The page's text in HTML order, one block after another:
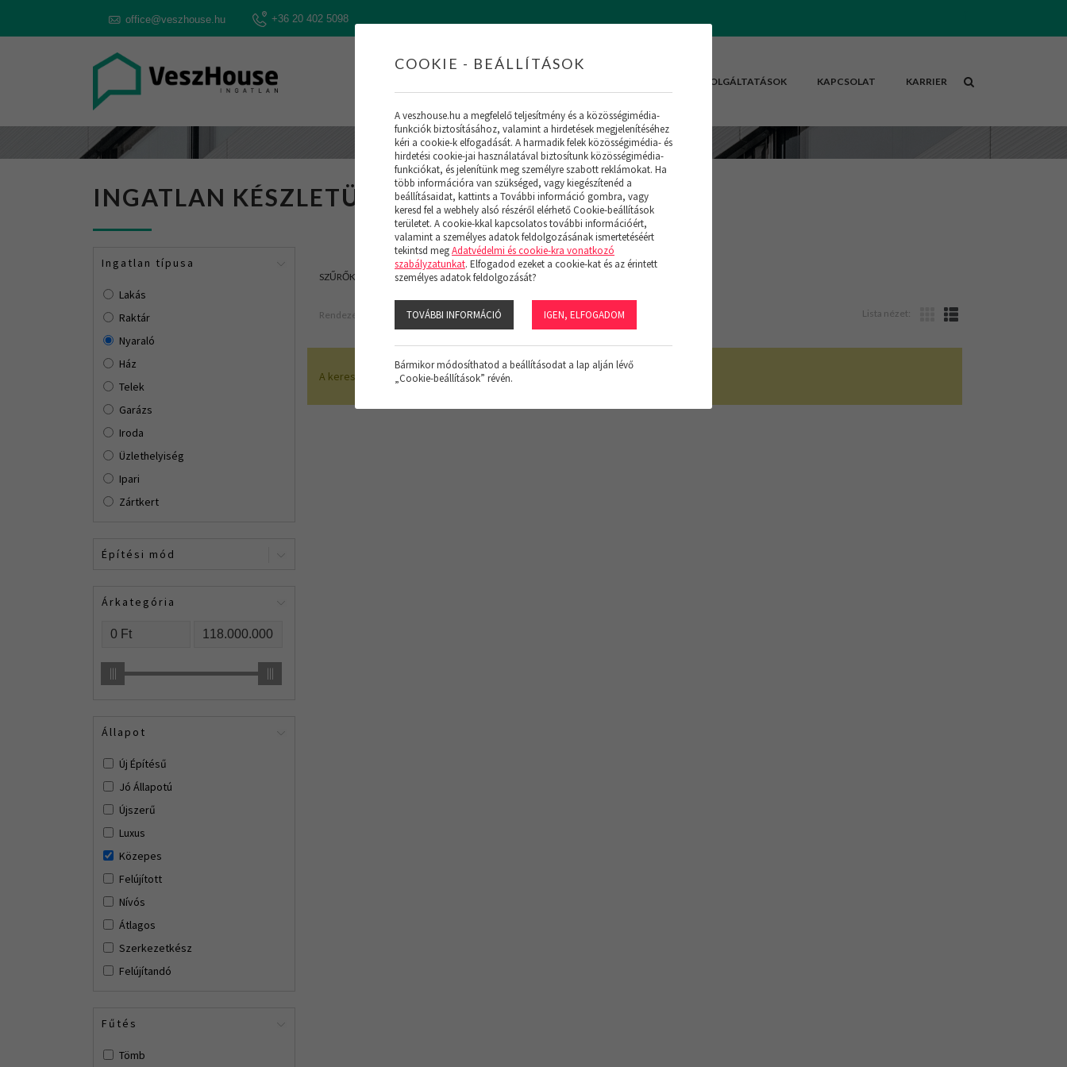
office@veszhouse.hu +36 20 402 5098
SZOLGÁLTATÁSOK KAPCSOLAT KARRIER
ÚJ MENÜ
INGATLAN KÉSZLETÜNK (19)
Ingatlan típusa
Lakás
Raktár
Nyaraló
Ház
Telek
Garázs
Iroda
Üzlethelyiség
Ipari
Zártkert
Építési mód
Árkategória
Állapot
Új Építésű
Jó Állapotú
Újszerű
Luxus
Közepes
Felújított
Nívós
Átlagos
Szerkezetkész
Felújítandó
Fűtés
Tömb
SZŰRŐK: NYARALÓ KÖZEPES
Rendezés: Népszerű Megjelenítve: 1-24 Összesen: 0 db ingatlan Lista nézet:
A keresés nem hozott eredményt!
COOKIE - BEÁLLÍTÁSOK
A veszhouse.hu a megfelelő teljesítmény és a közösségimédia-
funkciók biztosításához, valamint a hirdetések megjelenítéséhez
kéri a cookie-k elfogadását. A harmadik felek közösségimédia- és
hirdetési cookie-jai használatával biztosítunk közösségimédia-
funkciókat, és jelenítünk meg személyre szabott reklámokat. Ha
több információra van szükséged, vagy kiegészítenéd a
beállításaidat, kattints a További információ gombra, vagy
keresd fel a webhely alsó részéről elérhető Cookie-beállítások
területet. A cookie-kkal kapcsolatos további információért,
valamint a személyes adatok feldolgozásának ismertetéséért
tekintsd megAdatvédelmi és cookie-kra vonatkozó
szabályzatunkat. Elfogadod ezeket a cookie-kat és az érintett
személyes adatok feldolgozását?
TOVÁBBI INFORMÁCIÓ IGEN, ELFOGADOM
Bármikor módosíthatod a beállításodat a lap alján lévő
„Cookie-beállítások” révén.